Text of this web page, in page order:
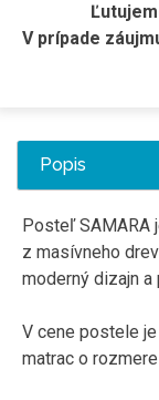
V prípade
Popis
Posteľ SAMARA
z masívneho
moderný dizajn a
V cene postele
matrac o